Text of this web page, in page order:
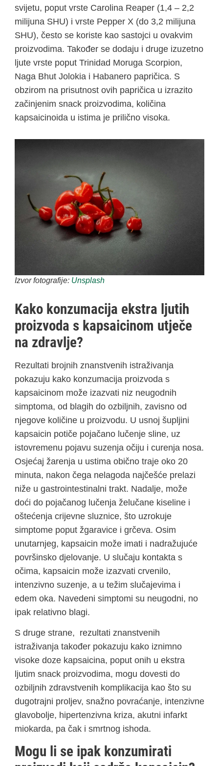
svijetu, poput vrste Carolina Reaper (1,4 – 2,2
milijuna SHU) i vrste Pepper X (do 3,2 milijuna
SHU), često se koriste kao sastojci u ovakvim
proizvodima. Također se dodaju i druge izuzetno
ljute vrste poput Trinidad Moruga Scorpion,
Naga Bhut Jolokia i Habanero papričica. S
obzirom na prisutnost ovih papričica u izrazito
začinjenim snack proizvodima, količina
kapsaicinoida u istima je prilično visoka.
Izvor fotografije: Unsplash
Kako konzumacija ekstra ljutih
proizvoda s kapsaicinom utječe
na zdravlje?
Rezultati brojnih znanstvenih istraživanja
pokazuju kako konzumacija proizvoda s
kapsaicinom može izazvati niz neugodnih
simptoma, od blagih do ozbiljnih, zavisno od
njegove količine u proizvodu. U usnoj šupljini
kapsaicin potiče pojačano lučenje sline, uz
istovremenu pojavu suzenja očiju i curenja nosa.
Osjećaj žarenja u ustima obično traje oko 20
minuta, nakon čega nelagoda najčešće prelazi
niže u gastrointestinalni trakt. Nadalje, može
doći do pojačanog lučenja želučane kiseline i
oštećenja crijevne sluznice, što uzrokuje
simptome poput žgaravice i grčeva. Osim
unutarnjeg, kapsaicin može imati i nadražujuće
površinsko djelovanje. U slučaju kontakta s
očima, kapsaicin može izazvati crvenilo,
intenzivno suzenje, a u težim slučajevima i
edem oka. Navedeni simptomi su neugodni, no
ipak relativno blagi.
S druge strane, rezultati znanstvenih
istraživanja također pokazuju kako iznimno
visoke doze kapsaicina, poput onih u ekstra
ljutim snack proizvodima, mogu dovesti do
ozbiljnih zdravstvenih komplikacija kao što su
dugotrajni proljev, snažno povraćanje, intenzivne
glavobolje, hipertenzivna kriza, akutni infarkt
miokarda, pa čak i smrtnog ishoda.
Mogu li se ipak konzumirati